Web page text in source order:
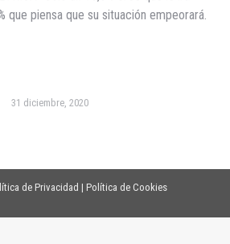
que piensa que su situación empeorará.
31 diciembre, 2020
de Privacidad | Política de Cookies